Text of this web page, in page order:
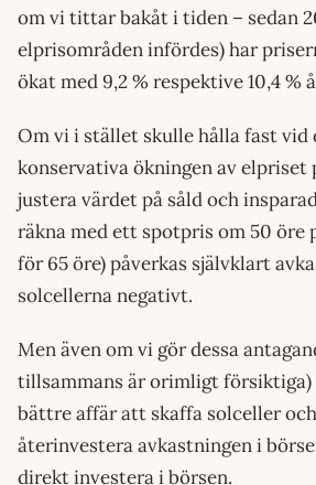
om vi tittar bakåt i tiden – sedan
elprisområden infördes) har
ökat med 9,2 % respektive 10,4 %
Om vi i stället skulle hålla fast vid
konservativa ökningen av elpriset
justera värdet på såld och
räkna med ett spotpris om 50 öre
för 65 öre) påverkas självklart
solcellerna negativt.
Men även om vi gör dessa
tillsammans är orimligt försiktiga)
bättre affär att skaffa solceller
återinvestera avkastningen i
direkt investera i börsen.